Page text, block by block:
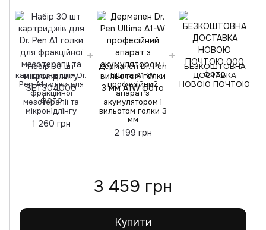
Набір 30 шт
картриджів для Dr.
Pen A1 голки для
фракційної
мезотерапії та
мікронідлінгу
1 260 грн
Дермапен Dr. Pen
Ultima A1-W
професійний
апарат з
акумулятором і
вильотом голки 3
мм
2 199 грн
БЕЗКОШТОВНА
ДОСТАВКА
НОВОЮ ПОЧТОЮ
3 459 грн
Купити